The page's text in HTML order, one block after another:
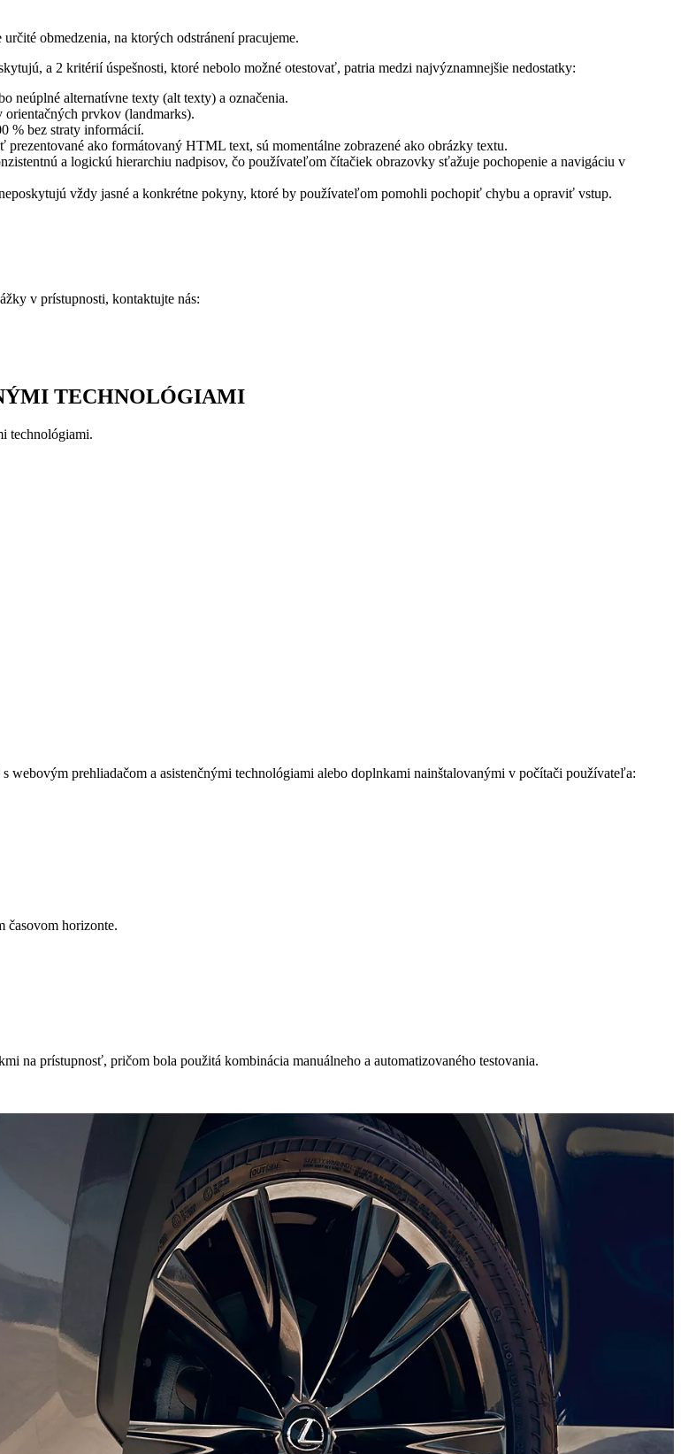
obmedzenia, na ktorých odstránení pracujeme.
a 2 kritérií úspešnosti, ktoré nebolo možné otestovať, patria medzi najvýznamnejšie nedostatky:
neúplné alternatívne texty (alt texty) a označenia.
orientačných prvkov (landmarks).
% bez straty informácií.
ako formátovaný HTML text, sú momentálne zobrazené ako obrázky textu.
a logickú hierarchiu nadpisov, čo používateľom čítačiek obrazovky sťažuje pochopenie a navigáciu v
vždy jasné a konkrétne pokyny, ktoré by používateľom pomohli pochopiť chybu a opraviť vstup.
v prístupnosti, kontaktujte nás:
TECHNOLÓGIAMI
technológiami.
prehliadačom a asistenčnými technológiami alebo doplnkami nainštalovanými v počítači používateľa:
časovom horizonte.
na prístupnosť, pričom bola použitá kombinácia manuálneho a automatizovaného testovania.